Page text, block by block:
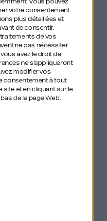
votre consentement
plus détaillées et
de consentir.
de vos
ne pas nécessiter
avez le droit de
ne s'appliqueront
modifier vos
consentement à tout
site et en cliquant sur le
de la page Web.
qui lui a donné la
à croire en ce projet. Et
années, il a réussi à
entreprise.
une entreprise c’est
il n’y a rien.”